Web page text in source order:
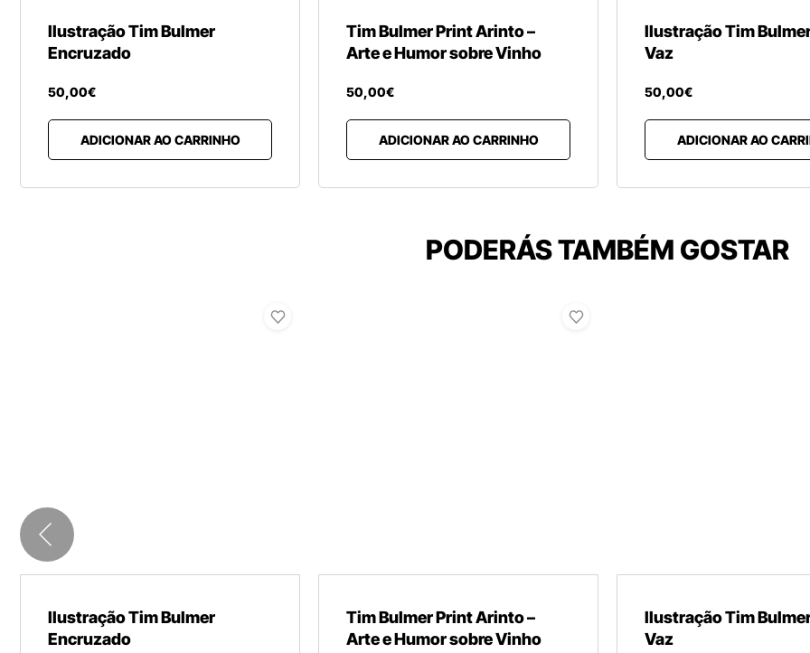
Ilustração Tim Bulmer
Encruzado
50,00€
ADICIONAR AO CARRINHO
Tim Bulmer Print Arinto –
Arte e Humor sobre Vinho
50,00€
ADICIONAR AO CARRINHO
Ilustração Tim
Vaz
50,00€
ADICIONAR AO
PODERÁS TAMBÉM GOSTAR
Ilustração Tim Bulmer
Encruzado
Tim Bulmer Print Arinto –
Arte e Humor sobre Vinho
Ilustração Tim
Vaz